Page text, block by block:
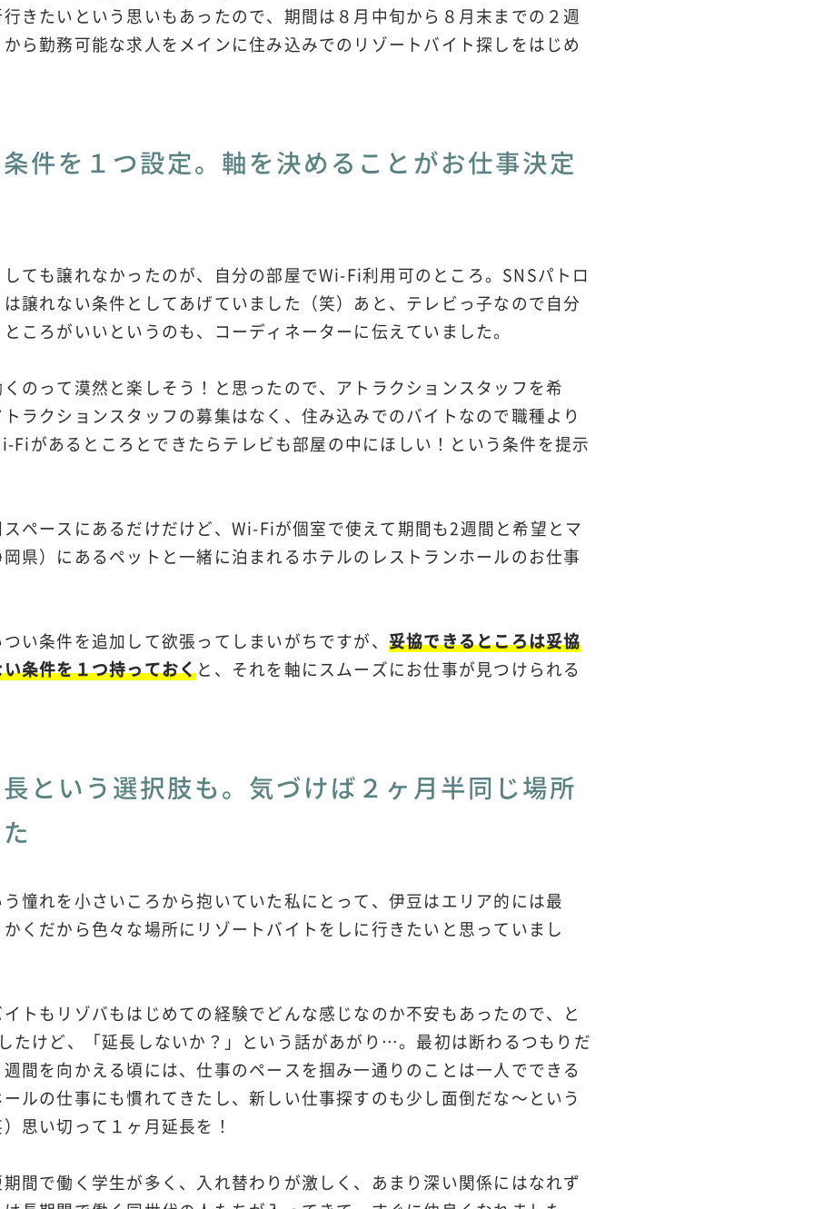
きたいという思いもあったので、期間は８月中旬から８月末までの２週
ら勤務可能な求人をメインに住み込みでのリゾートバイト探しをはじめ
件を１つ設定。軸を決めることがお仕事決定
ても譲れなかったのが、自分の部屋でWi-Fi利用可のところ。SNSパトロ
譲れない条件としてあげていました（笑）あと、テレビっ子なので自分
ころがいいというのも、コーディネーターに伝えていました。
のって漠然と楽しそう！と思ったので、アトラクションスタッフを希
ラクションスタッフの募集はなく、住み込みでのバイトなので職種より
Fiがあるところとできたらテレビも部屋の中にほしい！という条件を提示
ペースにあるだけだけど、Wi-Fiが個室で使えて期間も2週間と希望とマ
県）にあるペットと一緒に泊まれるホテルのレストランホールのお仕事
い条件を追加して欲張ってしまいがちですが、 妥協できるところは妥協
条件を１つ持っておくと、それを軸にスムーズにお仕事が見つけられる
という選択肢も。気づけば２ヶ月半同じ場所
憧れを小さいころから抱いていた私にとって、伊豆はエリア的には最
くだから色々な場所にリゾートバイトをしに行きたいと思っていまし
トもリゾバもはじめての経験でどんな感じなのか不安もあったので、と
たけど、「延長しないか？」という話があがり…。最初は断わるつもりだ
間を向かえる頃には、仕事のペースを掴み一通りのことは一人でできる
ルの仕事にも慣れてきたし、新しい仕事探すのも少し面倒だな～という
思い切って１ヶ月延長を！
間で働く学生が多く、入れ替わりが激しく、あまり深い関係にはなれず